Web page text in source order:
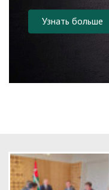
Узнать больше